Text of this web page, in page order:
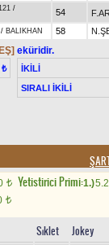
/
54
/ BALIKHAN 58
eküridir.
₺
İKİLİ
SIRALI İKİLİ
t Yetistirici Primi:1.)
t
Sıklet Jokey